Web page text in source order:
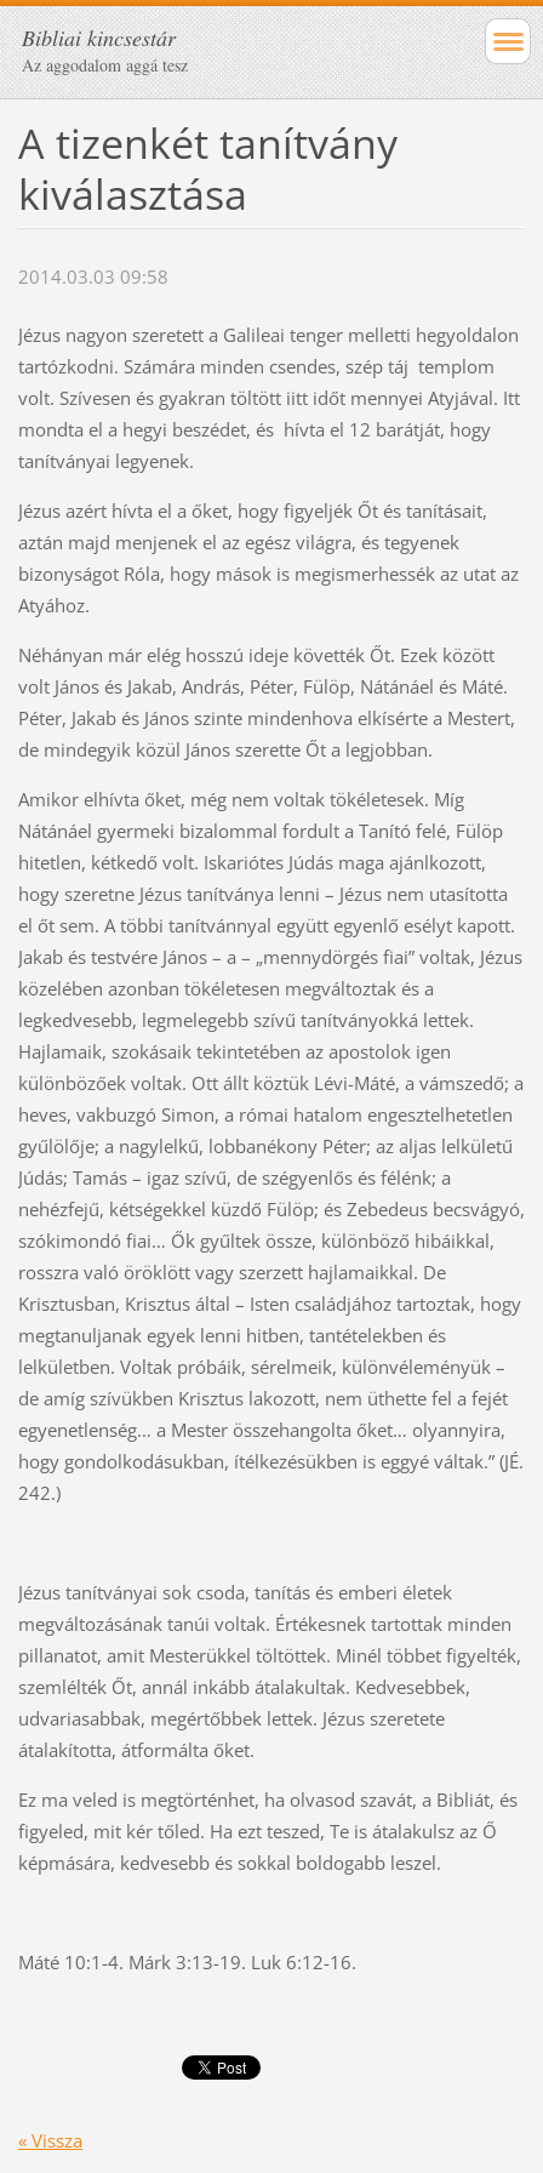
Bibliai kincsestár
Az aggodalom aggá tesz
A tizenkét tanítvány
kiválasztása
2014.03.03 09:58
Jézus nagyon szeretett a Galileai tenger melletti hegyoldalon
tartózkodni. Számára minden csendes, szép táj templom
volt. Szívesen és gyakran töltött iitt időt mennyei Atyjával. Itt
mondta el a hegyi beszédet, és hívta el 12 barátját, hogy
tanítványai legyenek.
Jézus azért hívta el a őket, hogy figyeljék Őt és tanításait,
aztán majd menjenek el az egész világra, és tegyenek
bizonyságot Róla, hogy mások is megismerhessék az utat az
Atyához.
Néhányan már elég hosszú ideje követték Őt. Ezek között
volt János és Jakab, András, Péter, Fülöp, Nátánáel és Máté.
Péter, Jakab és János szinte mindenhova elkísérte a Mestert,
de mindegyik közül János szerette Őt a legjobban.
Amikor elhívta őket, még nem voltak tökéletesek. Míg
Nátánáel gyermeki bizalommal fordult a Tanító felé, Fülöp
hitetlen, kétkedő volt. Iskariótes Júdás maga ajánlkozott,
hogy szeretne Jézus tanítványa lenni – Jézus nem utasította
el őt sem. A többi tanítvánnyal együtt egyenlő esélyt kapott.
Jakab és testvére János – a – „mennydörgés fiai” voltak, Jézus
közelében azonban tökéletesen megváltoztak és a
legkedvesebb, legmelegebb szívű tanítványokká lettek.
Hajlamaik, szokásaik tekintetében az apostolok igen
különbözőek voltak. Ott állt köztük Lévi-Máté, a vámszedő; a
heves, vakbuzgó Simon, a római hatalom engesztelhetetlen
gyűlölője; a nagylelkű, lobbanékony Péter; az aljas lelkületű
Júdás; Tamás – igaz szívű, de szégyenlős és félénk; a
nehézfejű, kétségekkel küzdő Fülöp; és Zebedeus becsvágyó,
szókimondó fiai… Ők gyűltek össze, különböző hibáikkal,
rosszra való öröklött vagy szerzett hajlamaikkal. De
Krisztusban, Krisztus által – Isten családjához tartoztak, hogy
megtanuljanak egyek lenni hitben, tantételekben és
lelkületben. Voltak próbáik, sérelmeik, különvéleményük –
de amíg szívükben Krisztus lakozott, nem üthette fel a fejét
egyenetlenség… a Mester összehangolta őket… olyannyira,
hogy gondolkodásukban, ítélkezésükben is eggyé váltak.” (JÉ.
242.)
Jézus tanítványai sok csoda, tanítás és emberi életek
megváltozásának tanúi voltak. Értékesnek tartottak minden
pillanatot, amit Mesterükkel töltöttek. Minél többet figyelték,
szemlélték Őt, annál inkább átalakultak. Kedvesebbek,
udvariasabbak, megértőbbek lettek. Jézus szeretete
átalakította, átformálta őket.
Ez ma veled is megtörténhet, ha olvasod szavát, a Bibliát, és
figyeled, mit kér tőled. Ha ezt teszed, Te is átalakulsz az Ő
képmására, kedvesebb és sokkal boldogabb leszel.
Máté 10:1-4. Márk 3:13-19. Luk 6:12-16.
« Vissza